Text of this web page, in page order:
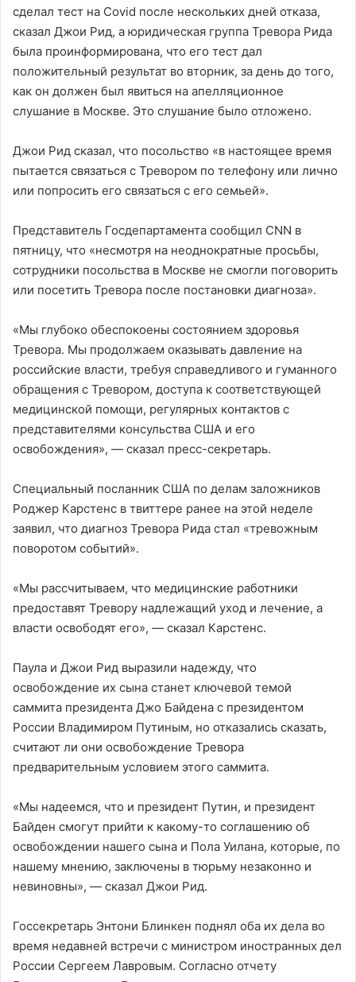
сделал тест на Covid после нескольких дней отказа,
сказал Джои Рид, а юридическая группа Тревора Рида
была проинформирована, что его тест дал
положительный результат во вторник, за день до того,
как он должен был явиться на апелляционное
слушание в Москве. Это слушание было отложено.
Джои Рид сказал, что посольство «в настоящее время
пытается связаться с Тревором по телефону или лично
или попросить его связаться с его семьей».
Представитель Госдепартамента сообщил CNN в
пятницу, что «несмотря на неоднократные просьбы,
сотрудники посольства в Москве не смогли поговорить
или посетить Тревора после постановки диагноза».
«Мы глубоко обеспокоены состоянием здоровья
Тревора. Мы продолжаем оказывать давление на
российские власти, требуя справедливого и гуманного
обращения с Тревором, доступа к соответствующей
медицинской помощи, регулярных контактов с
представителями консульства США и его
освобождения», — сказал пресс-секретарь.
Специальный посланник США по делам заложников
Роджер Карстенс в твиттере ранее на этой неделе
заявил, что диагноз Тревора Рида стал «тревожным
поворотом событий».
«Мы рассчитываем, что медицинские работники
предоставят Тревору надлежащий уход и лечение, а
власти освободят его», — сказал Карстенс.
Паула и Джои Рид выразили надежду, что
освобождение их сына станет ключевой темой
саммита президента Джо Байдена с президентом
России Владимиром Путиным, но отказались сказать,
считают ли они освобождение Тревора
предварительным условием этого саммита.
«Мы надеемся, что и президент Путин, и президент
Байден смогут прийти к какому-то соглашению об
освобождении нашего сына и Пола Уилана, которые, по
нашему мнению, заключены в тюрьму незаконно и
невиновны», — сказал Джои Рид.
Госсекретарь Энтони Блинкен поднял оба их дела во
время недавней встречи с министром иностранных дел
России Сергеем Лавровым. Согласно отчету